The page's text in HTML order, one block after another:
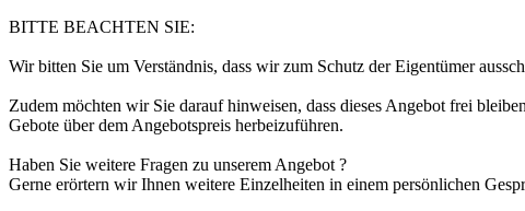
BITTE BEACHTEN SIE:
Wir bitten Sie um Verständnis, dass wir zum Schutz der Eigentümer
Zudem möchten wir Sie darauf hinweisen, dass dieses Angebot frei
Gebote über dem Angebotspreis herbeizuführen.
Haben Sie weitere Fragen zu unserem Angebot ?
Gerne erörtern wir Ihnen weitere Einzelheiten in einem persönlichen